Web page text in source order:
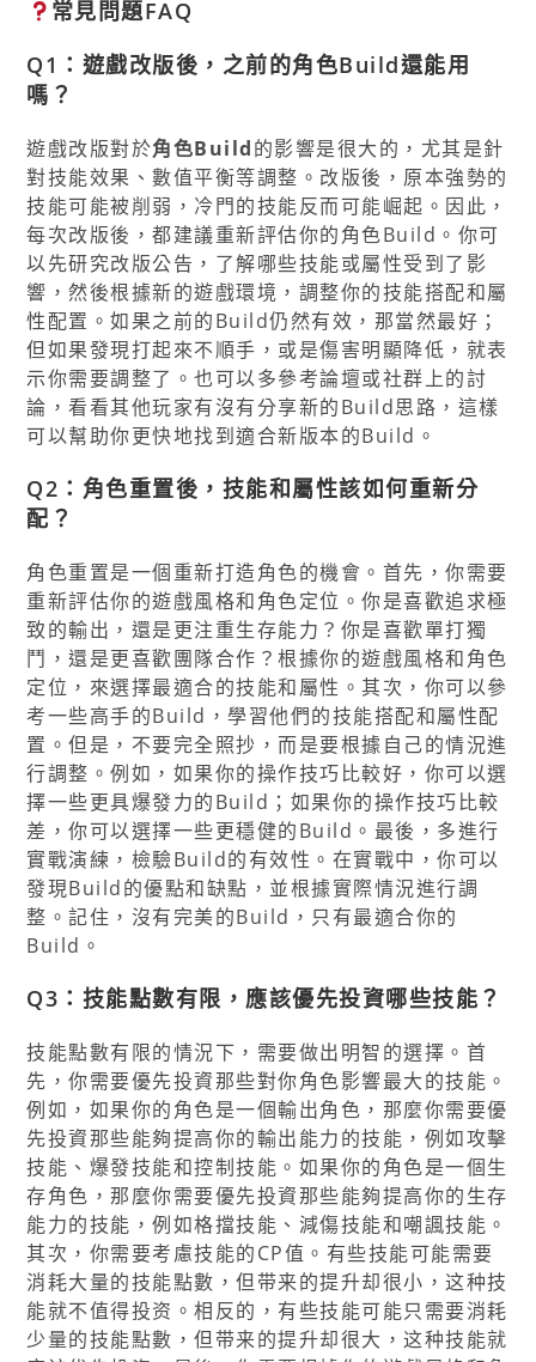
常見問題FAQ
Q1：遊戲改版後，之前的角色Build還能用
嗎？
遊戲改版對於角色Build的影響是很大的，尤其是針
對技能效果、數值平衡等調整。改版後，原本強勢的
技能可能被削弱，冷門的技能反而可能崛起。因此，
每次改版後，都建議重新評估你的角色Build。你可
以先研究改版公告，了解哪些技能或屬性受到了影
響，然後根據新的遊戲環境，調整你的技能搭配和屬
性配置。如果之前的Build仍然有效，那當然最好；
但如果發現打起來不順手，或是傷害明顯降低，就表
示你需要調整了。也可以多參考論壇或社群上的討
論，看看其他玩家有沒有分享新的Build思路，這樣
可以幫助你更快地找到適合新版本的Build。
Q2：角色重置後，技能和屬性該如何重新分
配？
角色重置是一個重新打造角色的機會。首先，你需要
重新評估你的遊戲風格和角色定位。你是喜歡追求極
致的輸出，還是更注重生存能力？你是喜歡單打獨
鬥，還是更喜歡團隊合作？根據你的遊戲風格和角色
定位，來選擇最適合的技能和屬性。其次，你可以參
考一些高手的Build，學習他們的技能搭配和屬性配
置。但是，不要完全照抄，而是要根據自己的情況進
行調整。例如，如果你的操作技巧比較好，你可以選
擇一些更具爆發力的Build；如果你的操作技巧比較
差，你可以選擇一些更穩健的Build。最後，多進行
實戰演練，檢驗Build的有效性。在實戰中，你可以
發現Build的優點和缺點，並根據實際情況進行調
整。記住，沒有完美的Build，只有最適合你的
Build。
Q3：技能點數有限，應該優先投資哪些技能？
技能點數有限的情況下，需要做出明智的選擇。首
先，你需要優先投資那些對你角色影響最大的技能。
例如，如果你的角色是一個輸出角色，那麼你需要優
先投資那些能夠提高你的輸出能力的技能，例如攻擊
技能、爆發技能和控制技能。如果你的角色是一個生
存角色，那麼你需要優先投資那些能夠提高你的生存
能力的技能，例如格擋技能、減傷技能和嘲諷技能。
其次，你需要考慮技能的CP值。有些技能可能需要
消耗大量的技能點數，但带来的提升却很小，这种技
能就不值得投资。相反的，有些技能可能只需要消耗
少量的技能點數，但带来的提升却很大，这种技能就